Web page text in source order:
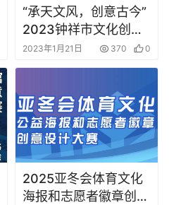
“承天文风，创意古今”
2023钟祥市文化创意
设计大赛征集
2023年1月21日 370 0
2025亚冬会体育文化
海报和志愿者徽章创意